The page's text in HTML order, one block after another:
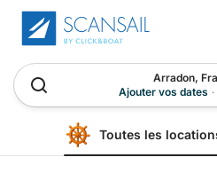
Arradon,
Ajouter vos dates ·
Toutes les